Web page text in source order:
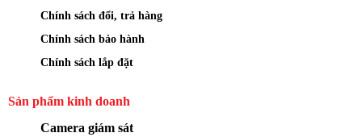
Chính sách đổi, trả hàng
Chính sách bảo hành
Chính sách lắp đặt
Sản phẩm kinh doanh
Camera giám sát